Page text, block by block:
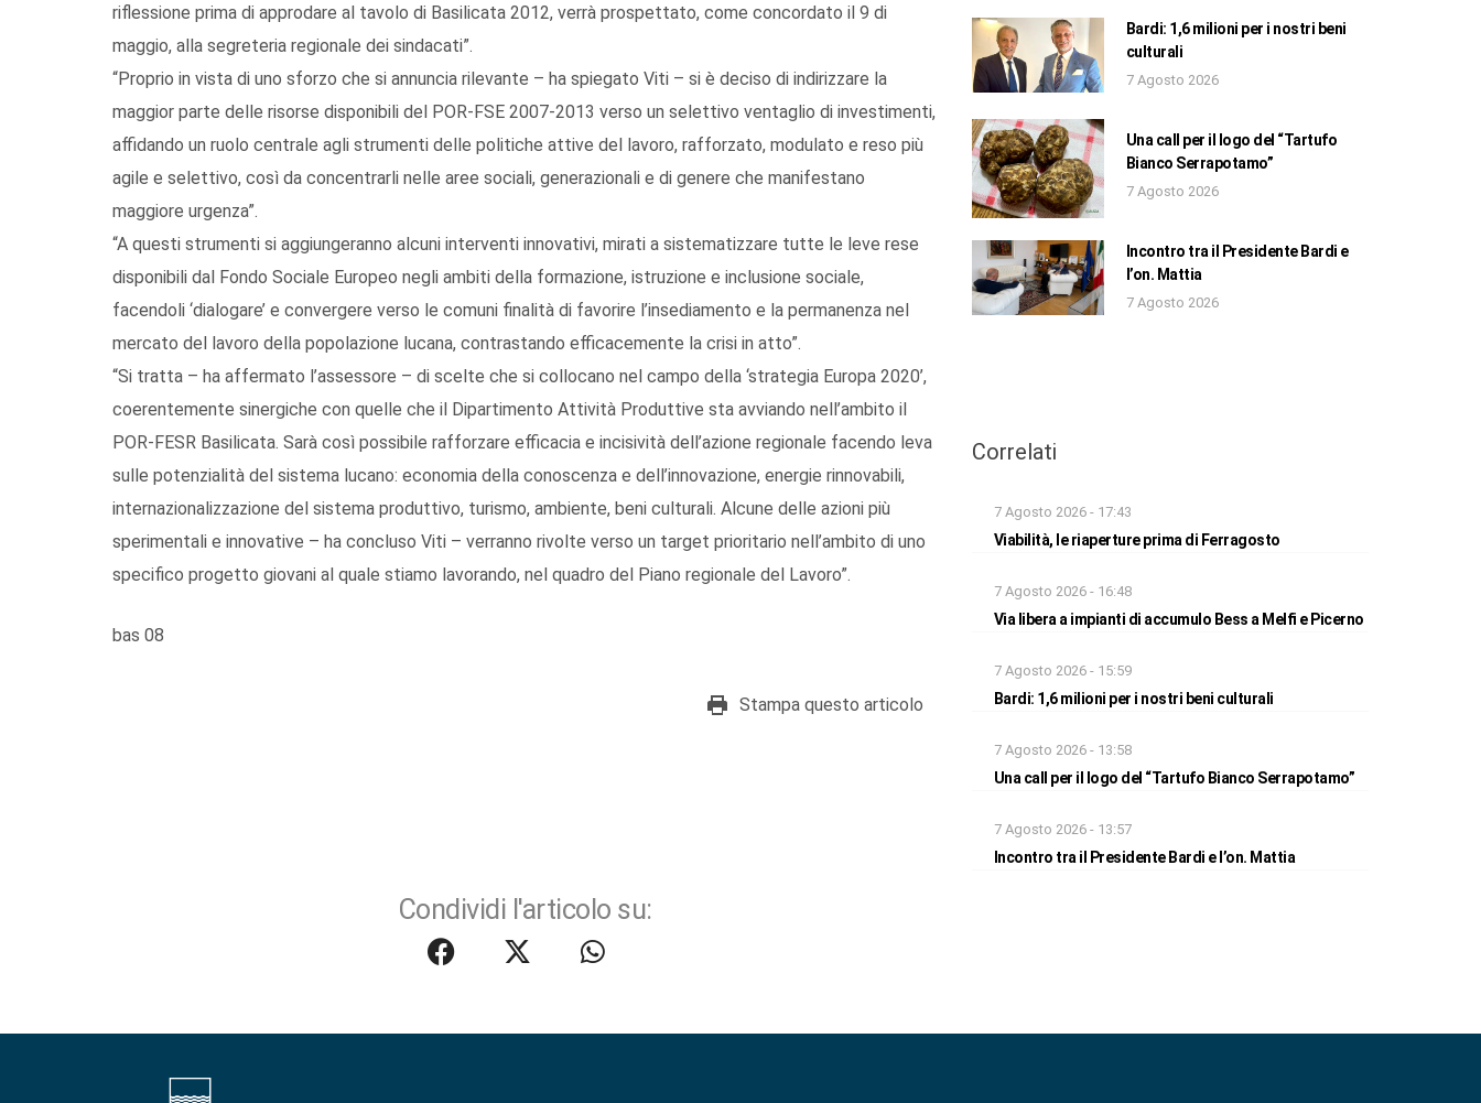
riflessione prima di approdare al tavolo di Basilicata 2012, verrà prospettato, come concordato il 9 di
maggio, alla segreteria regionale dei sindacati”.
“Proprio in vista di uno sforzo che si annuncia rilevante – ha spiegato Viti – si è deciso di indirizzare la
maggior parte delle risorse disponibili del POR-FSE 2007-2013 verso un selettivo ventaglio di investimenti,
affidando un ruolo centrale agli strumenti delle politiche attive del lavoro, rafforzato, modulato e reso più
agile e selettivo, così da concentrarli nelle aree sociali, generazionali e di genere che manifestano
maggiore urgenza”.
“A questi strumenti si aggiungeranno alcuni interventi innovativi, mirati a sistematizzare tutte le leve rese
disponibili dal Fondo Sociale Europeo negli ambiti della formazione, istruzione e inclusione sociale,
facendoli ‘dialogare’ e convergere verso le comuni finalità di favorire l’insediamento e la permanenza nel
mercato del lavoro della popolazione lucana, contrastando efficacemente la crisi in atto”.
“Si tratta – ha affermato l’assessore – di scelte che si collocano nel campo della ‘strategia Europa 2020’,
coerentemente sinergiche con quelle che il Dipartimento Attività Produttive sta avviando nell’ambito il
POR-FESR Basilicata. Sarà così possibile rafforzare efficacia e incisività dell’azione regionale facendo leva
sulle potenzialità del sistema lucano: economia della conoscenza e dell’innovazione, energie rinnovabili,
internazionalizzazione del sistema produttivo, turismo, ambiente, beni culturali. Alcune delle azioni più
sperimentali e innovative – ha concluso Viti – verranno rivolte verso un target prioritario nell’ambito di uno
specifico progetto giovani al quale stiamo lavorando, nel quadro del Piano regionale del Lavoro”.
bas 08
Stampa questo articolo
Condividi l'articolo su:
Bardi: 1,6 milioni per i nostri beni
culturali
7 Agosto 2026
Una call per il logo del “Tartufo
Bianco Serrapotamo”
7 Agosto 2026
Incontro tra il Presidente Bardi e
l’on. Mattia
7 Agosto 2026
Correlati
7 Agosto 2026 - 17:43
Viabilità, le riaperture prima di Ferragosto
7 Agosto 2026 - 16:48
Via libera a impianti di accumulo Bess a Melfi e Picerno
7 Agosto 2026 - 15:59
Bardi: 1,6 milioni per i nostri beni culturali
7 Agosto 2026 - 13:58
Una call per il logo del “Tartufo Bianco Serrapotamo”
7 Agosto 2026 - 13:57
Incontro tra il Presidente Bardi e l’on. Mattia